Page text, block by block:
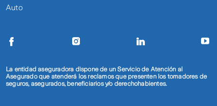
Auto
La entidad aseguradora dispone de un Servicio de Atención al
Asegurado que atenderá los reclamos que presenten los tomadores de
seguros, asegurados, beneficiarios y/o derechohabientes.